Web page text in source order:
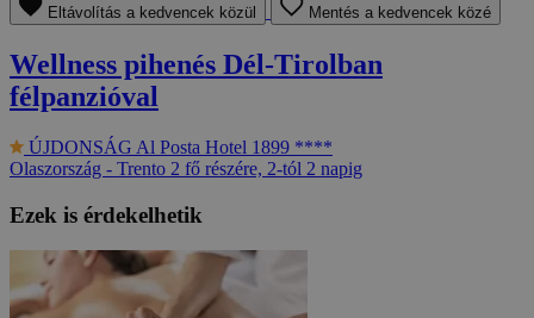
Eltávolítás a kedvencek közül Mentés a kedvencek közé
Wellness pihenés Dél-Tirolban
félpanzióval
ÚJDONSÁG Al Posta Hotel 1899 ****
Olaszország - Trento 2 fő részére, 2-tól 2 napig
Ezek is érdekelhetik